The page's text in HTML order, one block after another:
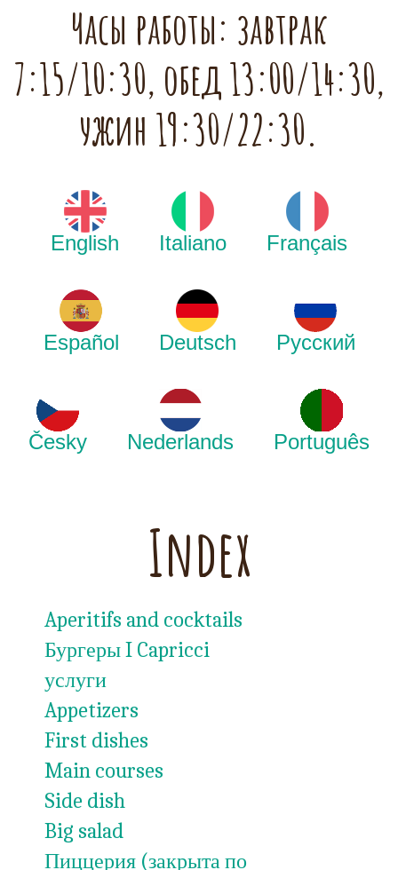
Часы работы: завтрак
7:15/10:30, обед 13:00/14:30,
ужин 19:30/22:30.
English Italiano Français
Español Deutsch Русский
Česky Nederlands Português
Index
Aperitifs and cocktails
Бургеры I Capricci
услуги
Appetizers
First dishes
Main courses
Side dish
Big salad
Пиццерия (закрыта по